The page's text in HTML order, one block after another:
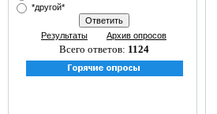
*другой*
Результаты Архив опросов
Всего ответов: 1124